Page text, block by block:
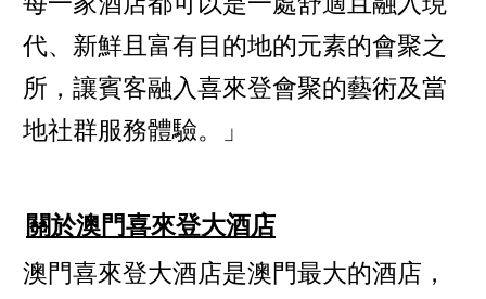
代、新鮮且富有目的地的元素的會聚之
所，讓賓客融入喜來登會聚的藝術及當
地社群服務體驗。」
關於澳門喜來登大酒店
澳門喜來登大酒店是澳門最大的酒店，